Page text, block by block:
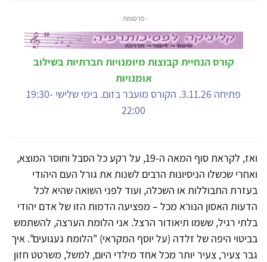
- פרסומת -
קורס הנחיית קבוצות מיומנויות חברתיות בשילוב
אומנויות
פתיחה 3.11.26. הקורס מועבר בזום. בימי שלישי 19:30-
22:00
ואז, לקראת סוף המאה ה-19, על רקע כל הסבל וחוסר המוצא,
ואחרי שכשלו הניסיונות הרבים לשנות את גורל העם היהודי
בעזרת התבוללות או השכלה, ועוד לפני השואה שהיא לכל
הדעות האסון הנורא מכל – מפציעה הדמות הזו של אדם יהודי
בלתי רגיל, ששמו תיאודור הרצל. אני הלומת הערצה, להשתמש
בביטוי היפה של זלדה (על יוסף המקראי) "הלומת געגועים". איך
גבר צעיר, צעיר יותר מכל אחד מילדי היום, למשל, משרטט חזון